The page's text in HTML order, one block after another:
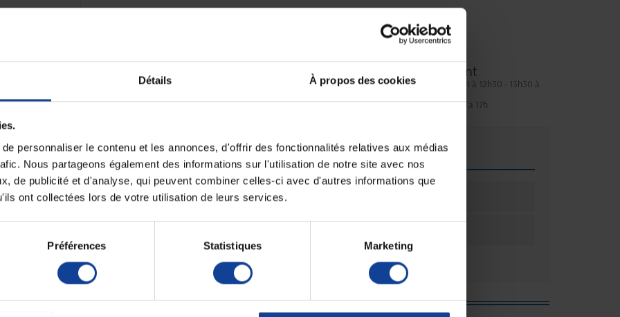
Détails À propos des cookies
personnaliser le contenu et les annonces, d'offrir des fonctionnalités relatives aux médias
Nous partageons également des informations sur l'utilisation de notre site avec nos
de publicité et d'analyse, qui peuvent combiner celles-ci avec d'autres informations que
ont collectées lors de votre utilisation de leurs services.
Préférences Statistiques Marketing
Paiement en ligne 100% sécurisé par
soignée et discrète
Service client
Lundi au jeudi : 9h à 12h30 - 13h30 à
Le vendredi jusqu'à 17h
résistant, testé pour sa compatibilité physiologique.
mesure de la pression artérielle.
positionnement correct.
une longue durée de vie.
étanchéité.
Fiche technique
Unité de consommation
nombre
Unité de consommation
Unité(s)
produits dans la même catégorie :